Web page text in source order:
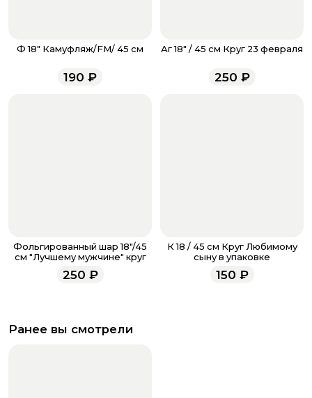
звоните по номеру телефона 8 (927) 936-71-86
напишите WhatsApp
. Наши
менеджеры работают ежедневно с 9.00 до 23.00 и
всегда рады проконсультировать вас.
Ф 18" Камуфляж/FM/ 45 см
190 ₽
Аг 18" / 45 см Круг 23 февраля
250 ₽
Фольгированный шар 18"/45
см "Лучшему мужчине" круг
250 ₽
К 18 / 45 см Круг Любимому
сыну в упаковке
150 ₽
Ранее вы смотрели